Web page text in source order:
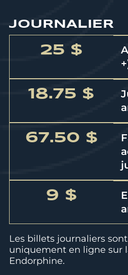
JOURNALIER
25 $
18.75 $
67.50 $
9 $
Les billets journaliers
uniquement en ligne sur
Endorphine.